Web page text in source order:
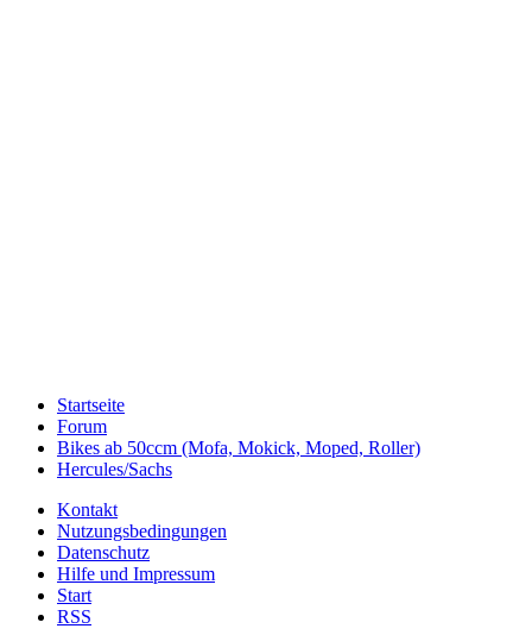
Startseite
Forum
Bikes ab 50ccm (Mofa, Mokick, Moped, Roller)
Hercules/Sachs
Kontakt
Nutzungsbedingungen
Datenschutz
Hilfe und Impressum
Start
RSS